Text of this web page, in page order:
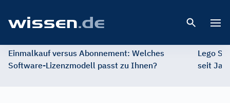
Einmalkauf versus Abonnement: Welches
Software-Lizenzmodell passt zu Ihnen?
Lego
seit